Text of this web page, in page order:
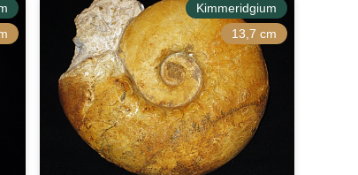
Kimmeridgium
13,7 cm